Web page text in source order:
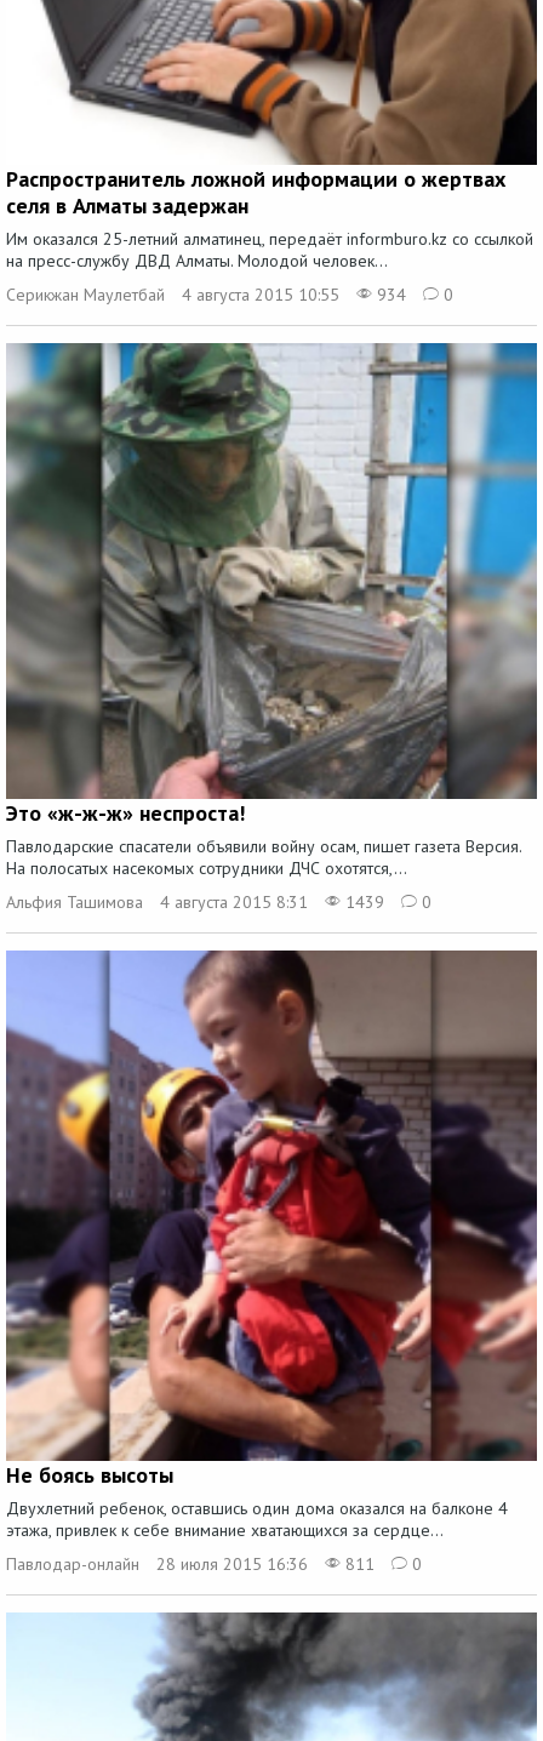
Распространитель ложной информации о жертвах
селя в Алматы задержан
Им оказался 25-летний алматинец, передаёт informburo.kz со ссылкой
на пресс-службу ДВД Алматы. Молодой человек...
Серикжан Маулетбай
4 августа 2015 10:55 934 0
Это «ж-ж-ж» неспроста!
Павлодарские спасатели объявили войну осам, пишет газета Версия.
На полосатых насекомых сотрудники ДЧС охотятся,...
Альфия Ташимова
4 августа 2015 8:31 1439 0
Не боясь высоты
Двухлетний ребенок, оставшись один дома оказался на балконе 4
этажа, привлек к себе внимание хватающихся за сердце...
Павлодар-онлайн
28 июля 2015 16:36 811 0